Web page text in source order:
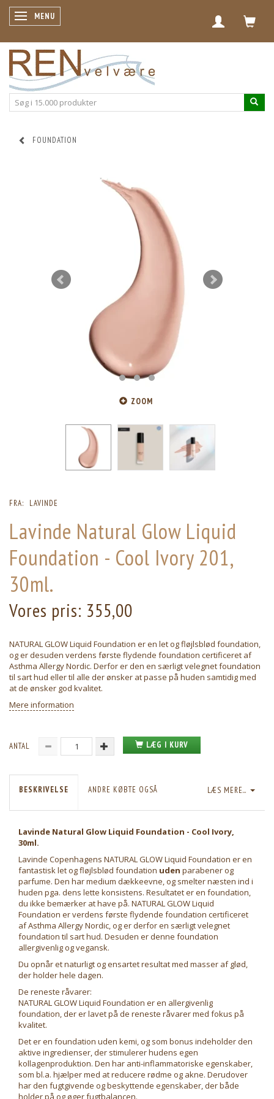
SKIFTE NAVIGATION
MENU
FOUNDATION
ZOOM
FRA: LAVINDE
Lavinde Natural Glow Liquid
Foundation - Cool Ivory 201,
30ml.
Vores pris: 355,00
NATURAL GLOW Liquid Foundation er en let og fløjlsblød foundation,
og er desuden verdens første flydende foundation certificeret af
Asthma Allergy Nordic. Derfor er den en særligt velegnet foundation
til sart hud eller til alle der ønsker at passe på huden samtidig med
at de ønsker god kvalitet.
Mere information
ANTAL LÆG I KURV
LÆS MERE...
BESKRIVELSE ANDRE KØBTE OGSÅ
Lavinde Natural Glow Liquid Foundation - Cool Ivory,
30ml.
Lavinde Copenhagens NATURAL GLOW Liquid Foundation er en
fantastisk let og fløjlsblød foundation uden parabener og
parfume. Den har medium dækkeevne, og smelter næsten ind i
huden pga. dens lette konsistens. Resultatet er en foundation,
du ikke bemærker at have på. NATURAL GLOW Liquid
Foundation er verdens første flydende foundation certificeret
af Asthma Allergy Nordic, og er derfor en særligt velegnet
foundation til sart hud. Desuden er denne foundation
allergivenlig og vegansk.
Du opnår et naturligt og ensartet resultat med masser af glød,
der holder hele dagen.
De reneste råvarer:
NATURAL GLOW Liquid Foundation er en allergivenlig
foundation, der er lavet på de reneste råvarer med fokus på
kvalitet.
Det er en foundation uden kemi, og som bonus indeholder den
aktive ingredienser, der stimulerer hudens egen
kollagenproduktion. Den har anti-inflammatoriske egenskaber,
som bl.a. hjælper med at reducere rødme og akne. Derudover
har den fugtgivende og beskyttende egenskaber, der både
holder på og øger fugtbalancen.